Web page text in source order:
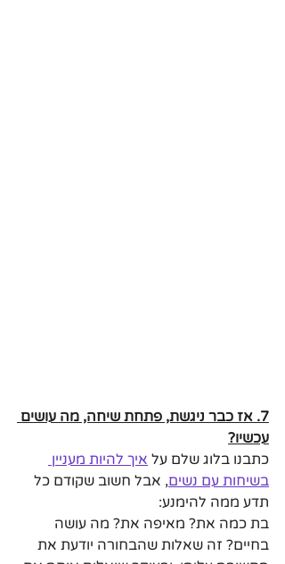
7. אז כבר ניגשת, פתחת שיחה, מה עושים
עכשיו?
כתבנו בלוג שלם על איך להיות מעניין
בשיחות עם נשים, אבל חשוב שקודם כל
תדע ממה להימנע:
בת כמה את? מאיפה את? מה עושה
בחיים? זה שאלות שהבחורה יודעת את